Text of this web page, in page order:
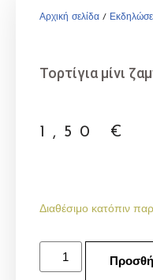
Αρχική σελίδα /
Τορτίγια μίνι
1,50 €
Διαθέσιμο κατόπιν